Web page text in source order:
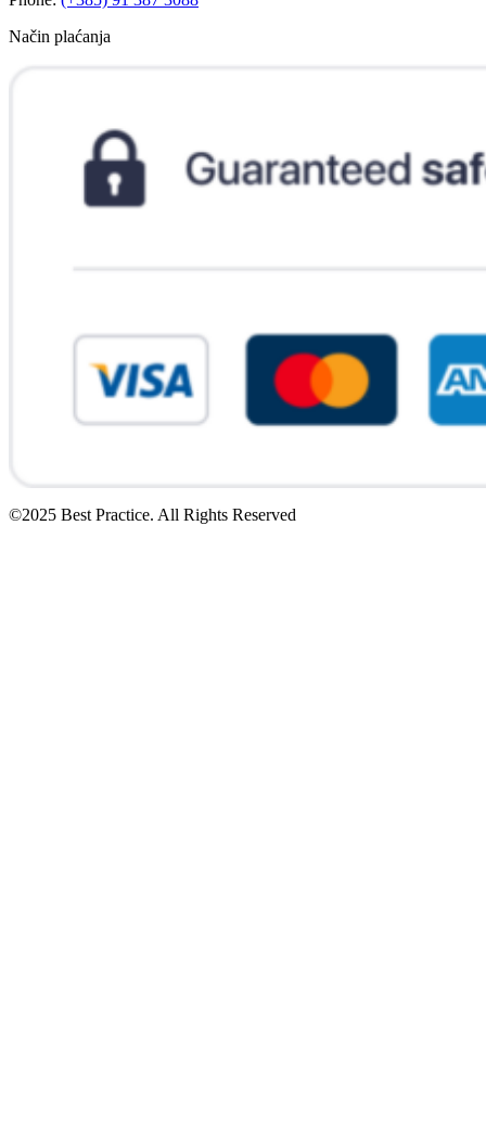
Način plaćanja
©2025 Best Practice. All Rights Reserved